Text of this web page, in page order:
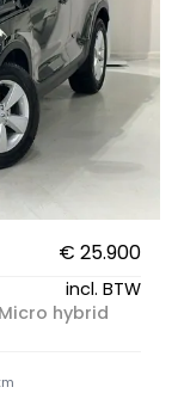
€ 25.900
incl. BTW
hybrid